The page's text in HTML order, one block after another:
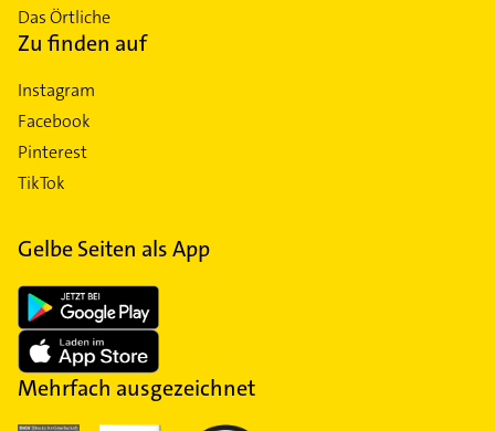
Das Örtliche
Zu finden auf
Instagram
Facebook
Pinterest
TikTok
Gelbe Seiten als App
Mehrfach ausgezeichnet